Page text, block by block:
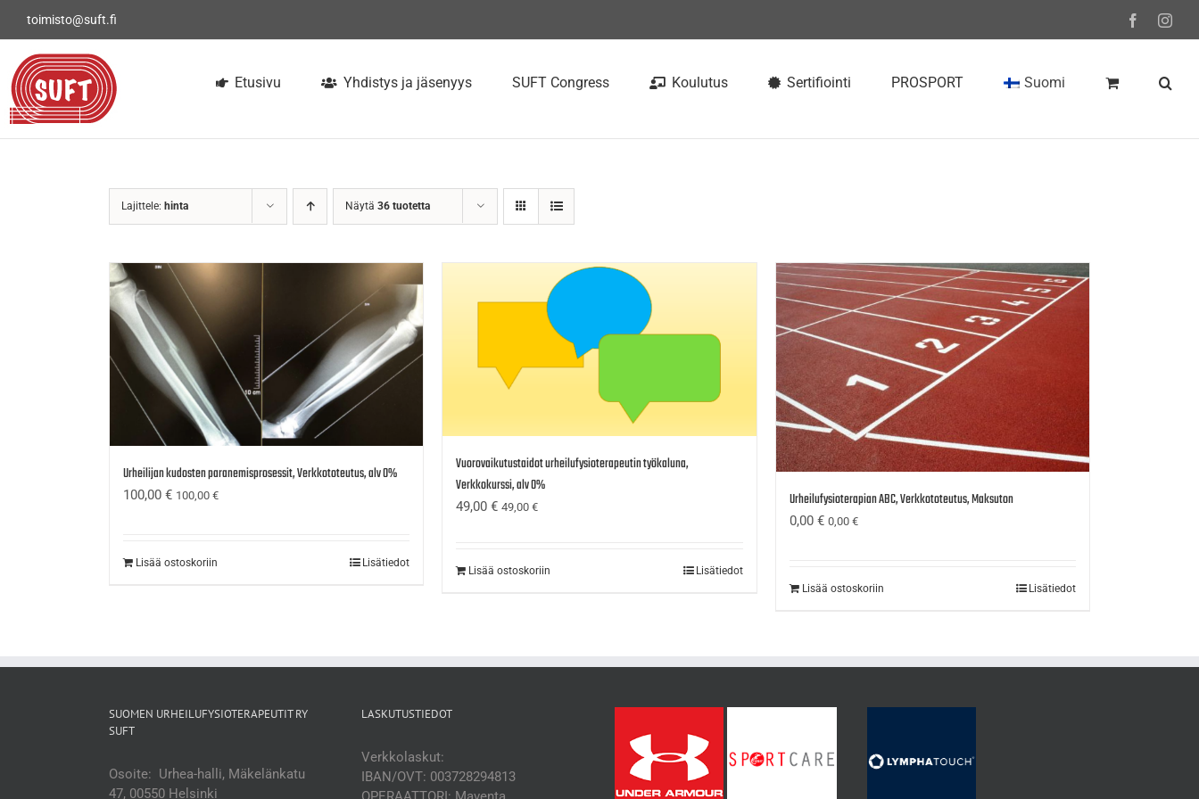
toimisto@suft.fi Facebook
Etusivu Yhdistys ja jäsenyys SUFT Congress Koulutus Sertifiointi PROSPORT Suomi
Lajittele: hinta Näytä 36 tuotetta
Urheilijan kudosten paranemisprosessit, Verkkototeutus, alv 0%
100,00 € 100,00 €
Lisää ostoskoriin Lisätiedot
Vuorovaikutustaidot urheilufysioterapeutin työkaluna,
Verkkokurssi, alv 0%
49,00€ 49,00€
Lisää ostoskoriin Lisätiedot
Urheilufysioterapian ABC, Verkkototeutus, Maksuton
0,00 € 0,00 €
Lisää ostoskoriin Lisätiedot
SUOMEN URHEILUFYSIOTERAPEUTIT RY
SUFT
Osoite: Urhea-halli, Mäkelänkatu
47, 00550 Helsinki
LASKUTUSTIEDOT
Verkkolaskut:
IBAN/OVT: 003728294813